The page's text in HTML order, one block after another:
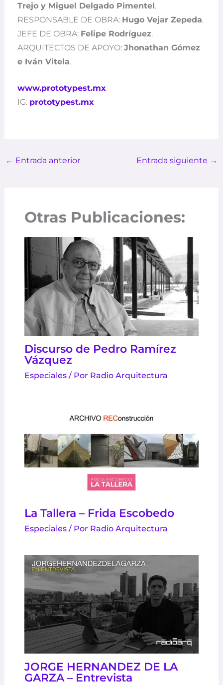
Trejo y Miguel Delgado Pimentel.
RESPONSABLE DE OBRA: Hugo Vejar Zepeda.
JEFE DE OBRA: Felipe Rodríguez.
ARQUITECTOS DE APOYO: Jhonathan Gómez
e Iván Vitela.
www.prototypest.mx
IG: prototypest.mx
← Entrada anterior Entrada siguiente →
Otras Publicaciones:
Discurso de Pedro Ramírez
Vázquez
Especiales/ Por Radio Arquitectura
La Tallera – Frida Escobedo
Especiales/ Por Radio Arquitectura
JORGE HERNANDEZ DE LA
GARZA – Entrevista